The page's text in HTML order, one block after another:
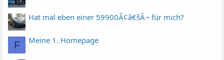
Hat mal eben einer 59900Ã¢â€šÂ¬ für mich?
F Meine 1. Homepage